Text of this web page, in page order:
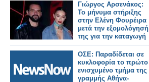
Γιώργος Αρσενάκος:
Το μήνυμα στήριξης
στην Ελένη Φουρέιρα
μετά την εξομολόγησή
της για την καταγωγή
της
ΟΣΕ: Παραδίδεται σε
κυκλοφορία το πρώτο
ενισχυμένο τμήμα της
γραμμής Αθήνα-